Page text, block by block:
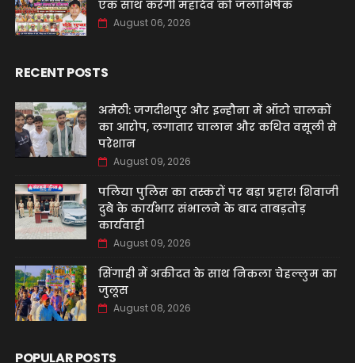
एक साथ करेंगी महादेव को जलाभिषेक
August 06, 2026
RECENT POSTS
अमेठी: जगदीशपुर और इन्हौना में ऑटो चालकों
का आरोप, लगातार चालान और कथित वसूली से
परेशान
August 09, 2026
पलिया पुलिस का तस्करों पर बड़ा प्रहार! शिवाजी
दुबे के कार्यभार संभालने के बाद ताबड़तोड़
कार्यवाही
August 09, 2026
सिंगाही में अकीदत के साथ निकला चेहल्लुम का
जुलूस
August 08, 2026
POPULAR POSTS